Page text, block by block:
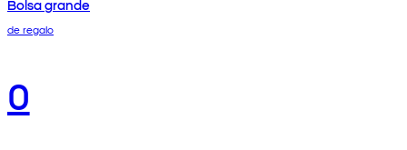
Bolsa grande
de regalo
0